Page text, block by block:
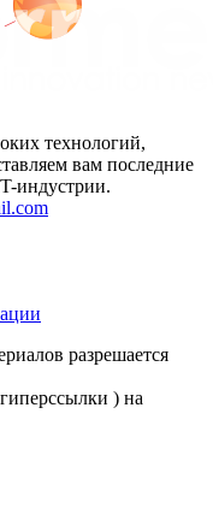
технологий,
вам последние
индустрии.
разрешается
) на